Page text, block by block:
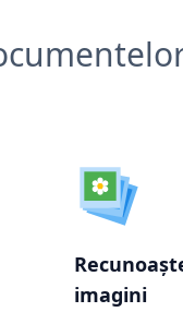
imagini